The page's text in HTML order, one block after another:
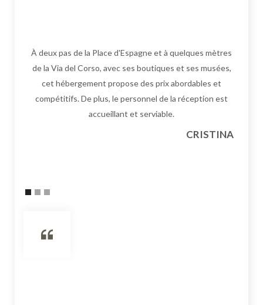
À deux pas de la Place d'Espagne et à quelques mètres
de la Via del Corso, avec ses boutiques et ses musées,
cet hébergement propose des prix abordables et
compétitifs. De plus, le personnel de la réception est
accueillant et serviable.
CRISTINA